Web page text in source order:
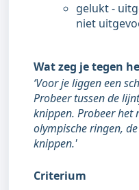
gelukt -
niet
Wat zeg je tegen
‘Voor je liggen een
Probeer tussen de
knippen. Probeer het
olympische ringen,
knippen.'
Criterium